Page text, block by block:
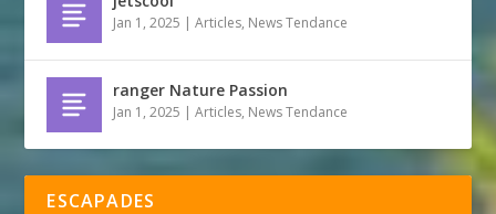
Jan 1, 2025 |Articles, News Tendance
ranger Nature Passion
Jan 1, 2025 |Articles, News Tendance
ESCAPADES